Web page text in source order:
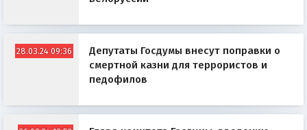
28.03.24 09:36
Депутаты Госдумы внесут поправки о
смертной казни для террористов и
педофилов